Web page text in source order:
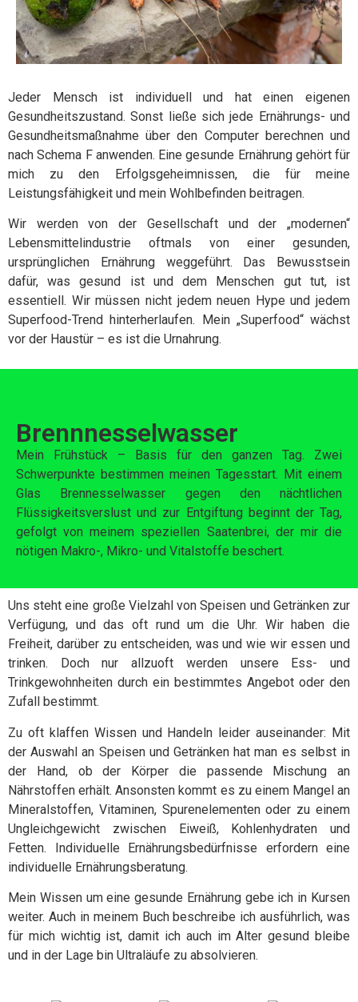
Jeder Mensch ist individuell und hat einen eigenen
Gesundheitszustand. Sonst ließe sich jede Ernährungs- und
Gesundheitsmaßnahme über den Computer berechnen und
nach Schema F anwenden. Eine gesunde Ernährung gehört für
mich zu den Erfolgsgeheimnissen, die für meine
Leistungsfähigkeit und mein Wohlbefinden beitragen.
Wir werden von der Gesellschaft und der „modernen“
Lebensmittelindustrie oftmals von einer gesunden,
ursprünglichen Ernährung weggeführt. Das Bewusstsein
dafür, was gesund ist und dem Menschen gut tut, ist
essentiell. Wir müssen nicht jedem neuen Hype und jedem
Superfood-Trend hinterherlaufen. Mein „Superfood“ wächst
vor der Haustür – es ist die Urnahrung.
Brennnesselwasser
Mein Frühstück – Basis für den ganzen Tag. Zwei
Schwerpunkte bestimmen meinen Tagesstart. Mit einem
Glas Brennesselwasser gegen den nächtlichen
Flüssigkeitsverslust und zur Entgiftung beginnt der Tag,
gefolgt von meinem speziellen Saatenbrei, der mir die
nötigen Makro-, Mikro- und Vitalstoffe beschert.
Uns steht eine große Vielzahl von Speisen und Getränken zur
Verfügung, und das oft rund um die Uhr. Wir haben die
Freiheit, darüber zu entscheiden, was und wie wir essen und
trinken. Doch nur allzuoft werden unsere Ess- und
Trinkgewohnheiten durch ein bestimmtes Angebot oder den
Zufall bestimmt.
Zu oft klaffen Wissen und Handeln leider auseinander: Mit
der Auswahl an Speisen und Getränken hat man es selbst in
der Hand, ob der Körper die passende Mischung an
Nährstoffen erhält. Ansonsten kommt es zu einem Mangel an
Mineralstoffen, Vitaminen, Spurenelementen oder zu einem
Ungleichgewicht zwischen Eiweiß, Kohlenhydraten und
Fetten. Individuelle Ernährungsbedürfnisse erfordern eine
individuelle Ernährungsberatung.
Mein Wissen um eine gesunde Ernährung gebe ich in Kursen
weiter. Auch in meinem Buch beschreibe ich ausführlich, was
für mich wichtig ist, damit ich auch im Alter gesund bleibe
und in der Lage bin Ultraläufe zu absolvieren.